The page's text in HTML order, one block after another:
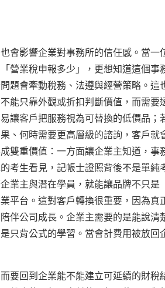
會影響企業對事務所的信任感。當一
營業稅申報多少」，更想知道這個事
題會牽動稅務、法遵與經營策略。這
能只靠外觀或折扣判斷價值，而需要
讓客戶把服務視為可替換的低價品；
、何時需要更高層級的諮詢，客戶就
雙重價值：一方面讓企業主知道，事
考生看見，記帳士證照背後不是單純
業主與潛在學員，就能讓品牌不只是
平台。這對客戶轉換很重要，因為
伴公司成長。企業主需要的是能說清
只背公式的學習。當會計費用被放回
要回到企業能不能建立可延續的財稅